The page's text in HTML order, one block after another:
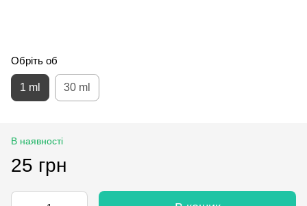
Обріть об
1 ml 30 ml
В наявності
25 грн